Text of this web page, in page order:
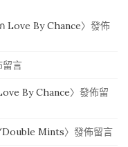
Love By Chance〉發佈
留言
By Chance〉發佈留
Mints〉發佈留言